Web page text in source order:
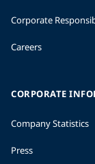
Corporate
Careers
CORPORATE
Company Statistics
Press